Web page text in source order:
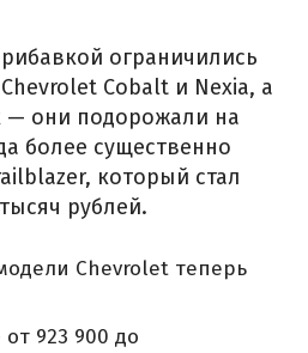
ограничились
Cobalt и Nexia, а
— они подорожали на
более существенно
который стал
рублей.
Chevrolet теперь
923 900 до